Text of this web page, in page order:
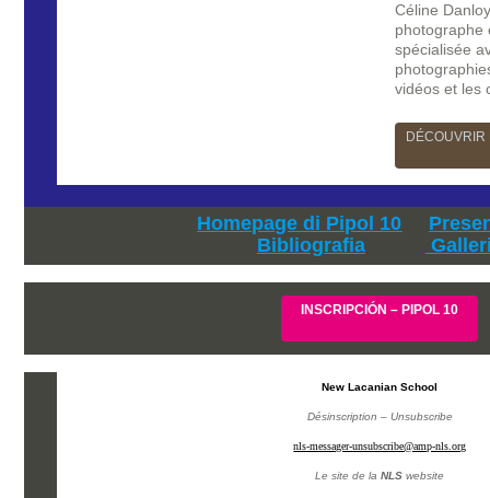
Céline
photographe
spécialisée
vidéos et les
DÉCOUVRIR
Homepage di Pipol 10
Bibliografia
INSCRIPCIÓN – PIPOL 10
New Lacanian School
Désinscription – Unsubscribe
nls-messager-unsubscribe@amp-nls.org
Le site de laNLS website